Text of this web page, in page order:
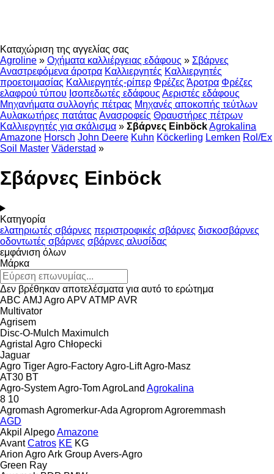
Καταχώριση της αγγελίας σας
Agroline » Οχήματα καλλιέργειας εδάφους » Σβάρνες
Αναστρεφόμενα άροτρα Καλλιεργητές Καλλιεργητές
προετοιμασίας Καλλιεργητές-ρίπερ Φρέζες Άροτρα Φρέζες
ελαφρού τύπου Ισοπεδωτές εδάφους Αεριστές εδάφους
Μηχανήματα συλλογής πέτρας Μηχανές αποκοπής τεύτλων
Αυλακωτήρες πατάτας Ανασροφείς Θραυστήρες πέτρων
Καλλιεργητές για σκάλισμα » Σβάρνες EinböckAgrokalina
Amazone Horsch John Deere Kuhn Köckerling Lemken Rol/Ex
Soil Master Väderstad »
Σβάρνες Einböck
Κατηγορία
ελατηριωτές σβάρνες περιστροφικές σβάρνες δισκοσβάρνες
οδοντωτές σβάρνες σβάρνες αλυσίδας
εμφάνιση όλων
Μάρκα
Δεν βρέθηκαν αποτελέσματα για αυτό το ερώτημα
ABC AMJ AgroAPVATMP AVR
Multivator
Agrisem
Disc-O-Mulch Maximulch
Agristal Agro Chłopecki
Jaguar
Agro TigerAgro-FactoryAgro-LiftAgro-Masz
AT30 BT
Agro-SystemAgro-TomAgroLand Agrokalina
8 10
Agromash Agromerkur-Ada AgropromAgroremmash
AGD
Akpil AlpegoAmazone
Avant Catros KE KG
Arion AgroArk GroupAvers-Agro
Green Ray